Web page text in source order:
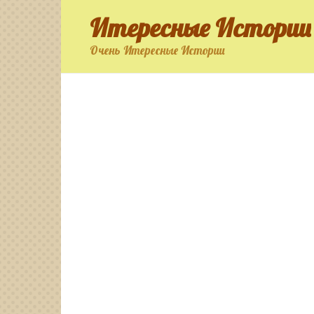
Итересные Истории
Очень Итересные Истории